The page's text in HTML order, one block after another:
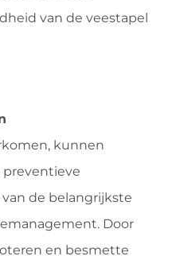
van de veestapel
kunnen
preventieve
de belangrijkste
Door
en besmette